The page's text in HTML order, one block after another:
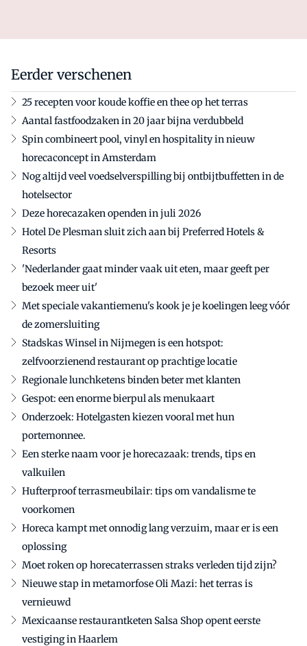
Eerder verschenen
25 recepten voor koude koffie en thee op het terras
Aantal fastfoodzaken in 20 jaar bijna verdubbeld
Spin combineert pool, vinyl en hospitality in nieuw
horecaconcept in Amsterdam
Nog altijd veel voedselverspilling bij ontbijtbuffetten in de
hotelsector
Deze horecazaken openden in juli 2026
Hotel De Plesman sluit zich aan bij Preferred Hotels &
Resorts
'Nederlander gaat minder vaak uit eten, maar geeft per
bezoek meer uit'
Met speciale vakantiemenu's kook je je koelingen leeg vóór
de zomersluiting
Stadskas Winsel in Nijmegen is een hotspot:
zelfvoorzienend restaurant op prachtige locatie
Regionale lunchketens binden beter met klanten
Gespot: een enorme bierpul als menukaart
Onderzoek: Hotelgasten kiezen vooral met hun
portemonnee.
Een sterke naam voor je horecazaak: trends, tips en
valkuilen
Hufterproof terrasmeubilair: tips om vandalisme te
voorkomen
Horeca kampt met onnodig lang verzuim, maar er is een
oplossing
Moet roken op horecaterrassen straks verleden tijd zijn?
Nieuwe stap in metamorfose Oli Mazi: het terras is
vernieuwd
Mexicaanse restaurantketen Salsa Shop opent eerste
vestiging in Haarlem